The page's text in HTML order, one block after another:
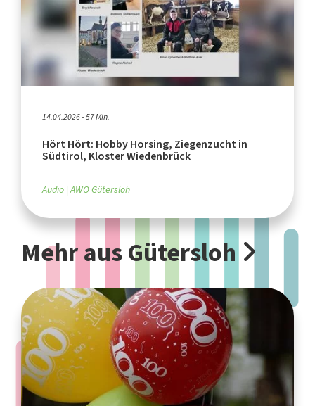
14.04.2026 - 57 Min.
Hört Hört: Hobby Horsing, Ziegenzucht in
Südtirol, Kloster Wiedenbrück
Audio AWO Gütersloh
Mehr aus Gütersloh